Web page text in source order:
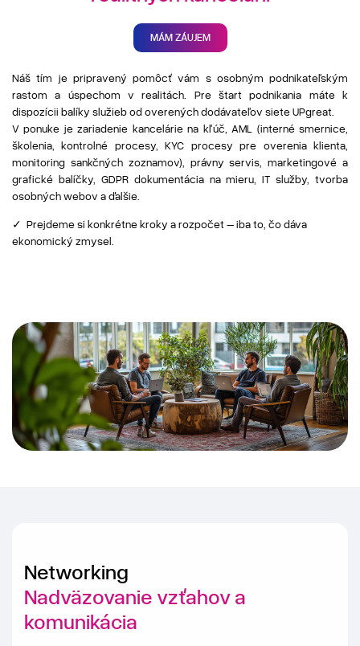
MÁM ZÁUJEM
Náš tím je pripravený pomôcť vám s osobným podnikateľským
rastom a úspechom v realitách. Pre štart podnikania máte k
dispozícii balíky služieb od overených dodávateľov siete UPgreat.
V ponuke je zariadenie kancelárie na kľúč, AML (interné smernice,
školenia, kontrolné procesy, KYC procesy pre overenia klienta,
monitoring sankčných zoznamov), právny servis, marketingové a
grafické balíčky, GDPR dokumentácia na mieru, IT služby, tvorba
osobných webov a ďalšie.
✓ Prejdeme si konkrétne kroky a rozpočet – iba to, čo dáva
ekonomický zmysel.
Networking
Nadväzovanie vzťahov a
komunikácia